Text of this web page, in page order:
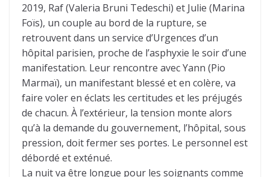
2019, Raf (Valeria Bruni Tedeschi) et Julie (Marina
Foïs), un couple au bord de la rupture, se
retrouvent dans un service d’Urgences d’un
hôpital parisien, proche de l’asphyxie le soir d’une
manifestation. Leur rencontre avec Yann (Pio
Marmaï), un manifestant blessé et en colère, va
faire voler en éclats les certitudes et les préjugés
de chacun. À l’extérieur, la tension monte alors
qu’à la demande du gouvernement, l’hôpital, sous
pression, doit fermer ses portes. Le personnel est
débordé et exténué.
La nuit va être longue pour les soignants comme